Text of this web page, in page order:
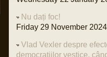
Nu dați foc!
Friday 29 November
Vlad Vexler despre
democrațiilor vestice,